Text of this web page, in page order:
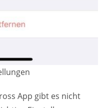
App gibt es nicht